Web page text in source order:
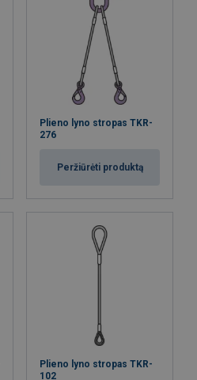
Plieno lyno stropas TKR-
276
Peržiūrėti produktą
Plieno lyno stropas TKR-
102